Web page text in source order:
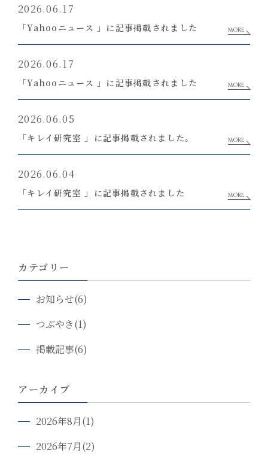
2026.06.17
「Yahooニュース 」に記事掲載されました MORE
2026.06.17
「Yahooニュース 」に記事掲載されました MORE
2026.06.05
「キレイ研究室 」に記事掲載されました。 MORE
2026.06.04
「キレイ研究室 」に記事掲載されました MORE
カテゴリー
お知らせ(6)
つぶやき(1)
掲載記事(6)
アーカイブ
2026年8月(1)
2026年7月(2)